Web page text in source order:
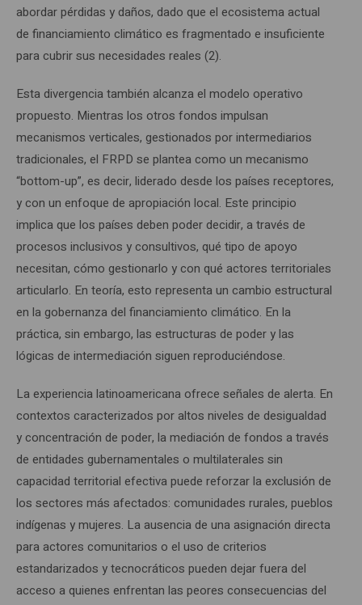
abordar pérdidas y daños, dado que el ecosistema actual
de financiamiento climático es fragmentado e insuficiente
para cubrir sus necesidades reales (2).
Esta divergencia también alcanza el modelo operativo
propuesto. Mientras los otros fondos impulsan
mecanismos verticales, gestionados por intermediarios
tradicionales, el FRPD se plantea como un mecanismo
“bottom-up”, es decir, liderado desde los países receptores,
y con un enfoque de apropiación local. Este principio
implica que los países deben poder decidir, a través de
procesos inclusivos y consultivos, qué tipo de apoyo
necesitan, cómo gestionarlo y con qué actores territoriales
articularlo. En teoría, esto representa un cambio estructural
en la gobernanza del financiamiento climático. En la
práctica, sin embargo, las estructuras de poder y las
lógicas de intermediación siguen reproduciéndose.
La experiencia latinoamericana ofrece señales de alerta. En
contextos caracterizados por altos niveles de desigualdad
y concentración de poder, la mediación de fondos a través
de entidades gubernamentales o multilaterales sin
capacidad territorial efectiva puede reforzar la exclusión de
los sectores más afectados: comunidades rurales, pueblos
indígenas y mujeres. La ausencia de una asignación directa
para actores comunitarios o el uso de criterios
estandarizados y tecnocráticos pueden dejar fuera del
acceso a quienes enfrentan las peores consecuencias del